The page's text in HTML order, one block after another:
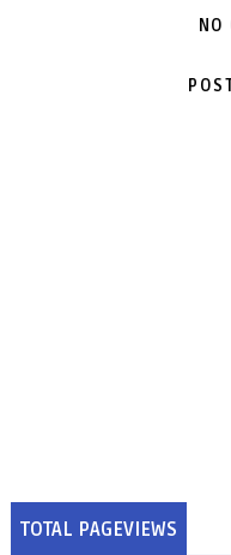
NO
TOTAL PAGEVIEWS